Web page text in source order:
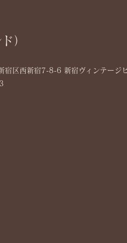
）
区西新宿7-8-6 新宿ヴィンテージ